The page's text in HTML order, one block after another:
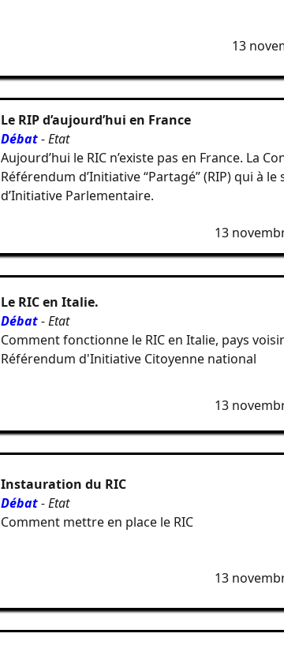
13
Le RIP d’aujourd’hui en France
Débat- Etat
Aujourd’hui le RIC n’existe pas en France. La
Référendum d’Initiative “Partagé” (RIP) qui à le
d’Initiative Parlementaire.
13
Le RIC en Italie.
Débat- Etat
Comment fonctionne le RIC en Italie, pays
Référendum d'Initiative Citoyenne national
13
Instauration du RIC
Débat- Etat
Comment mettre en place le RIC
13